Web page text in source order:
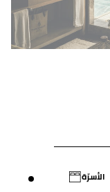
الأسرّة